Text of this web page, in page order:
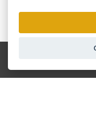
Zasielame novinky a zľavy